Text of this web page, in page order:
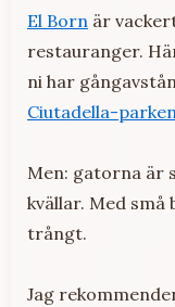
El Born är
restauranger.
ni har
Ciutadella-
Men: gatorna är
kvällar. Med små
trångt.
Jag